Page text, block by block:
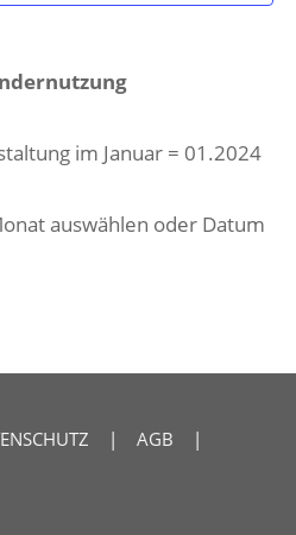
im Januar = 01.2024
auswählen oder Datum
| AGB |